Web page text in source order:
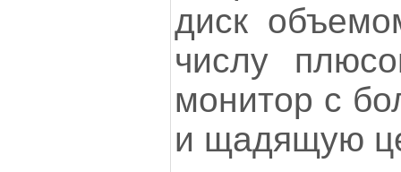
диск
числу
монитор с
и щадящую